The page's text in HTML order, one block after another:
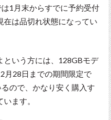
1月末からすでに予約受付
在は品切れ状態になってい
という方には、128GBモデ
月28日までの期間限定で
ので、かなり安く購入す
ます。